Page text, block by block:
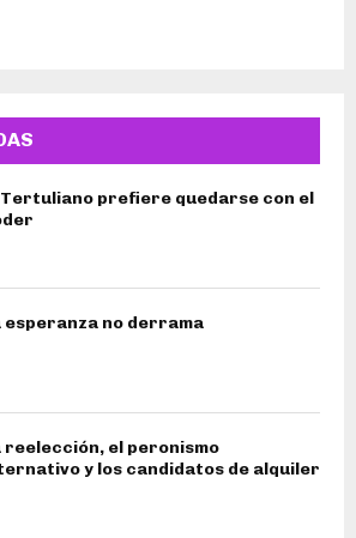
Tertuliano prefiere quedarse con el
esperanza no derrama
reelección, el peronismo
y los candidatos de alquiler